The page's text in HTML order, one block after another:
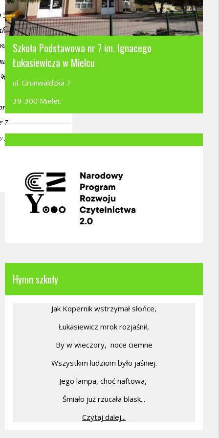
Szkoła Podstawowa nr 7 im. Ignacego
Łukasiewicza w Mielcu
ul. Grunwaldzka 7
39-300 Mielec
Hymn szkoły
Jak Kopernik wstrzymał słońce,
Łukasiewicz mrok rozjaśnił,
By w wieczory, noce ciemne
Wszystkim ludziom było jaśniej.
Jego lampa, choć naftowa,
Śmiało już rzucała blask...
Czytaj dalej...